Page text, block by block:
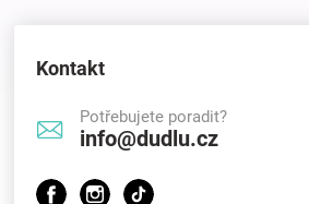
Kontakt
Potřebujete poradit?
info@dudlu.cz